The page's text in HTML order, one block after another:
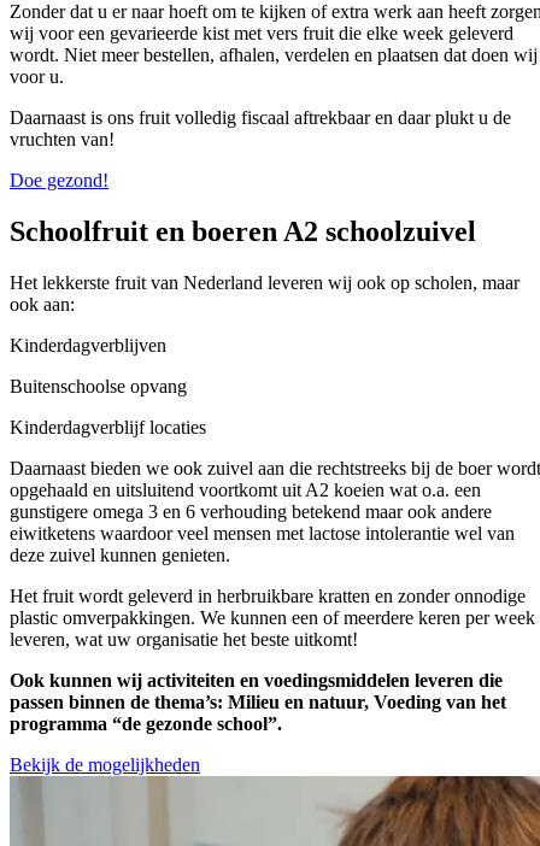
Zonder dat u er naar hoeft om te kijken of extra werk aan heeft
wij voor een gevarieerde kist met vers fruit die elke week geleverd
wordt. Niet meer bestellen, afhalen, verdelen en plaatsen dat doen wij
voor u.
Daarnaast is ons fruit volledig fiscaal aftrekbaar en daar plukt u de
vruchten van!
Doe gezond!
Schoolfruit en boeren A2 schoolzuivel
Het lekkerste fruit van Nederland leveren wij ook op scholen, maar
ook aan:
Kinderdagverblijven
Buitenschoolse opvang
Kinderdagverblijf locaties
Daarnaast bieden we ook zuivel aan die rechtstreeks bij de boer wordt
opgehaald en uitsluitend voortkomt uit A2 koeien wat o.a. een
gunstigere omega 3 en 6 verhouding betekend maar ook andere
eiwitketens waardoor veel mensen met lactose intolerantie wel van
deze zuivel kunnen genieten.
Het fruit wordt geleverd in herbruikbare kratten en zonder onnodige
plastic omverpakkingen. We kunnen een of meerdere keren per week
leveren, wat uw organisatie het beste uitkomt!
Ook kunnen wij activiteiten en voedingsmiddelen leveren die
passen binnen de thema’s: Milieu en natuur, Voeding van het
programma “de gezonde school”.
Bekijk de mogelijkheden